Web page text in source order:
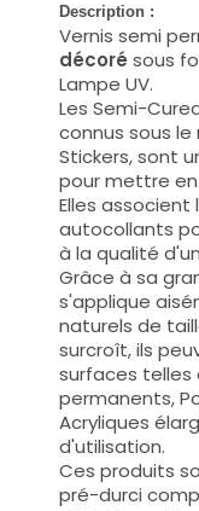
Description :
Vernis semi
décoré sous
Lampe UV.
Les Semi-
connus sous le
Stickers, sont
pour mettre
Elles
autocollants
à la qualité
Grâce à sa
s'applique
naturels de
surcroît, ils
surfaces
permanents,
Acryliques
d'utilisation.
Ces produits
pré-durci